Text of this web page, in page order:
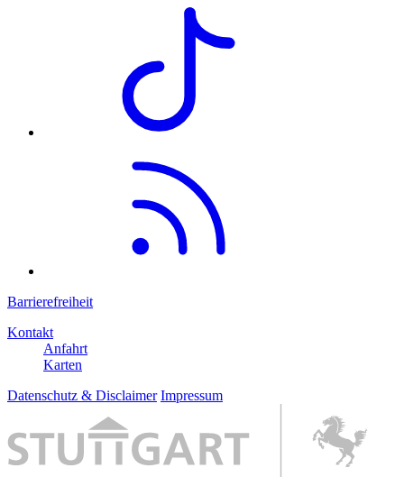
Barrierefreiheit
Kontakt
Anfahrt
Karten
Datenschutz & Disclaimer Impressum